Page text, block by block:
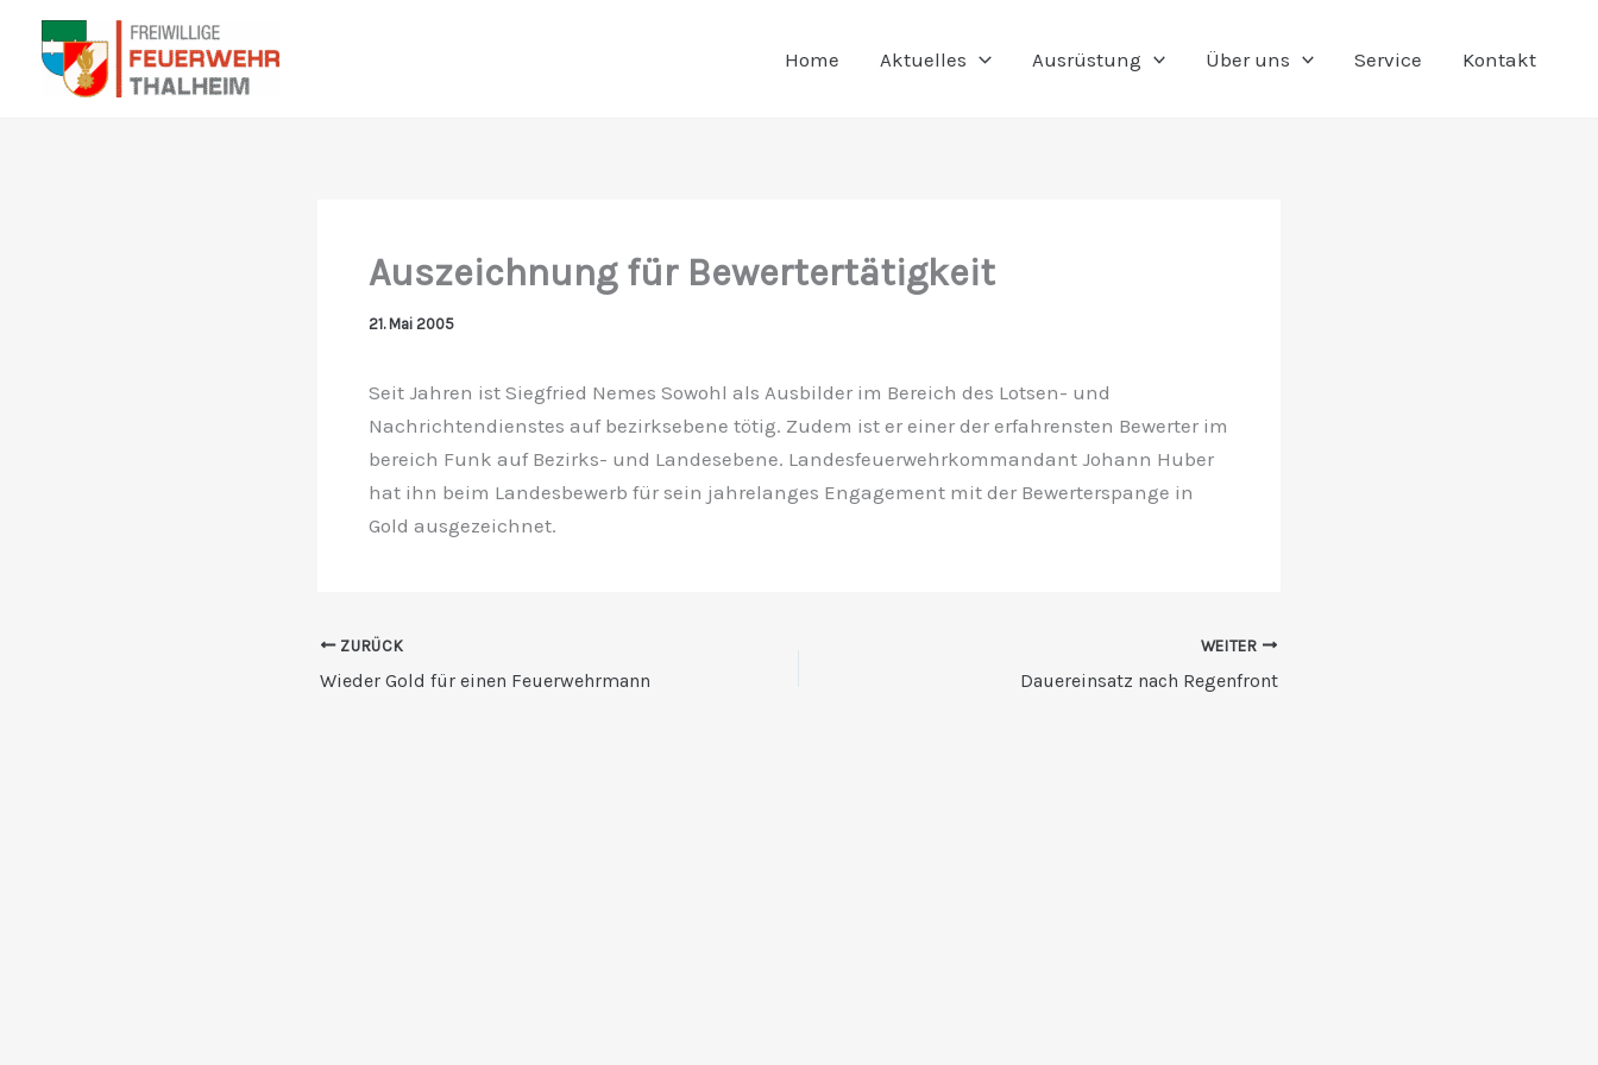
Zum
Inhalt
springen
Home Aktuelles Ausrüstung Über uns Service Kontakt
Auszeichnung für Bewertertätigkeit
21. Mai 2005
Seit Jahren ist Siegfried Nemes Sowohl als Ausbilder im Bereich des Lotsen- und
Nachrichtendienstes auf bezirksebene tötig. Zudem ist er einer der erfahrensten Bewerter im
bereich Funk auf Bezirks- und Landesebene. Landesfeuerwehrkommandant Johann Huber
hat ihn beim Landesbewerb für sein jahrelanges Engagement mit der Bewerterspange in
Gold ausgezeichnet.
ZURÜCK
Wieder Gold für einen Feuerwehrmann
WEITER
Dauereinsatz nach Regenfront